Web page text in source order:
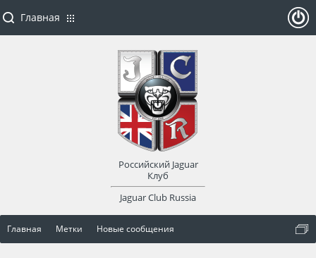
Главная Метки Новые сообщения
Главная
Российский Jaguar
Клуб
Jaguar Club Russia
оват